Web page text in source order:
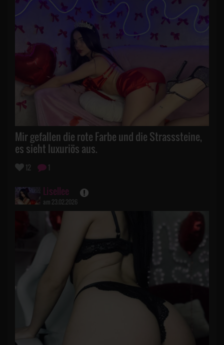
Mir gefallen die rote Farbe und die Strasssteine,
es sieht luxuriös aus.
12 1
Lisellee
am 23.02.2026